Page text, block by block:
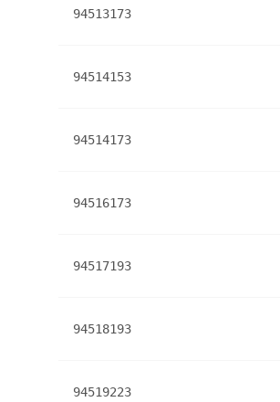
94513173
94514153
94514173
94516173
94517193
94518193
94519223